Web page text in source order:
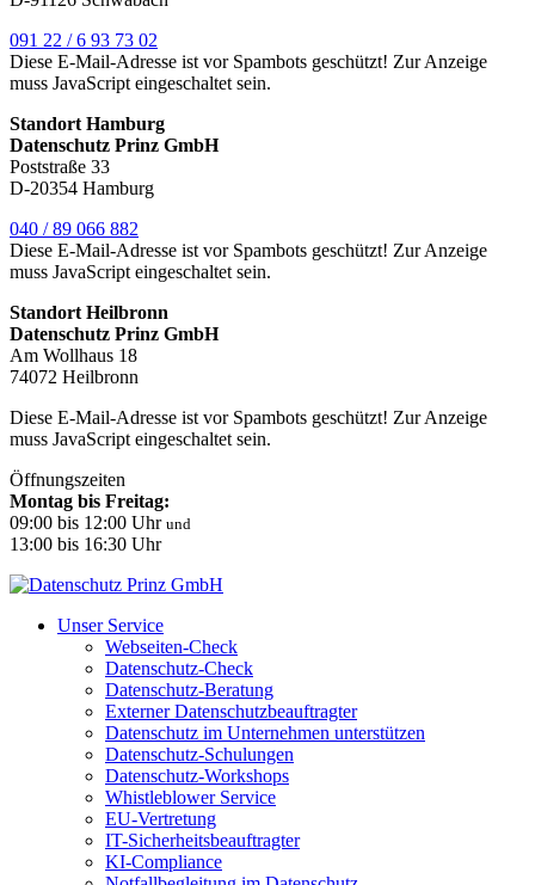
091 22 / 6 93 73 02
Diese E-Mail-Adresse ist vor Spambots geschützt! Zur Anzeige
muss JavaScript eingeschaltet sein.
Standort Hamburg
Datenschutz Prinz GmbH
Poststraße 33
D-20354 Hamburg
040 / 89 066 882
Diese E-Mail-Adresse ist vor Spambots geschützt! Zur Anzeige
muss JavaScript eingeschaltet sein.
Standort Heilbronn
Datenschutz Prinz GmbH
Am Wollhaus 18
74072 Heilbronn
Diese E-Mail-Adresse ist vor Spambots geschützt! Zur Anzeige
muss JavaScript eingeschaltet sein.
Öffnungszeiten
Montag bis Freitag:
09:00 bis 12:00 Uhr und
13:00 bis 16:30 Uhr
Unser Service
Webseiten-Check
Datenschutz-Check
Datenschutz-Beratung
Externer Datenschutzbeauftragter
Datenschutz im Unternehmen unterstützen
Datenschutz-Schulungen
Datenschutz-Workshops
Whistleblower Service
EU-Vertretung
IT-Sicherheitsbeauftragter
KI-Compliance